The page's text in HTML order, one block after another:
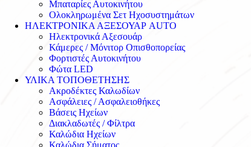
Μπαταρίες Αυτοκινήτου
Ολοκληρωμένα Σετ Ηχοσυστημάτων
ΗΛΕΚΤΡΟΝΙΚΑ ΑΞΕΣΟΥΑΡ AUTO
Ηλεκτρονικά Αξεσουάρ
Κάμερες / Μόνιτορ Οπισθοπορείας
Φορτιστές Αυτοκινήτου
Φώτα LED
ΥΛΙΚΑ ΤΟΠΟΘΕΤΗΣΗΣ
Ακροδέκτες Καλωδίων
Ασφάλειες / Ασφαλειοθήκες
Βάσεις Ηχείων
Διακλαδωτές / Φίλτρα
Καλώδια Ηχείων